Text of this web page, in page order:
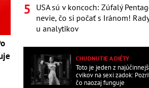
USA sú v koncoch: Zúfalý
nevie, čo si počať s Iránom!
u analytikov
CHUDNUTIE A DIÉTY
Toto je jeden z
cvikov na sexi zadok:
čo naozaj funguje